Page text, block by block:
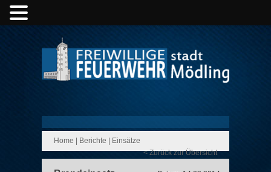
Home Berichte
Einsätze
< Zurück zur Übersicht